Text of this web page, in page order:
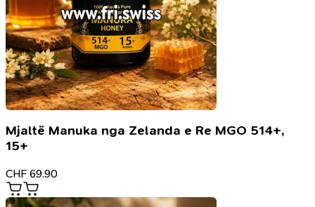
Mjaltë Manuka nga Zelanda e Re MGO 514+,
15+
CHF 69.90